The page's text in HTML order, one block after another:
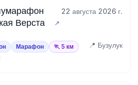
Верста
22 августа 2026 г.
Марафон 🏃 5 км 📍 Бузулук